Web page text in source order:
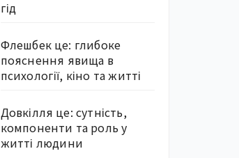
гід
Флешбек це: глибоке
пояснення явища в
психології, кіно та житті
Довкілля це: сутність,
компоненти та роль у
житті людини